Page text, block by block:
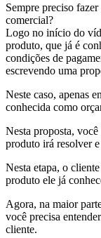
Sempre preciso
comercial?
Logo no início do
produto, que já é
condições de
escrevendo uma
Neste caso, apenas
conhecida como
Nesta proposta,
produto irá resolver
Nesta etapa, o
produto ele já
Agora, na maior
você precisa
cliente.